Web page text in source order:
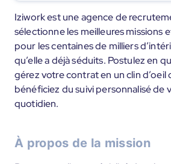
Iziwork est une agence de
sélectionne les meilleures missions
pour les centaines de milliers
qu’elle a déjà séduits. Postulez en
gérez votre contrat en un clin
bénéficiez du suivi personnalisé de
quotidien.
À propos de la mission